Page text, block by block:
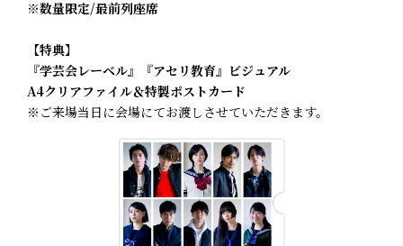
※数量限定/最前列座席
【特典】
『学芸会レーベル』『アセリ教育』ビジュアル
A4クリアファイル＆特製ポストカード
※ご来場当日に会場にてお渡しさせていただきます。